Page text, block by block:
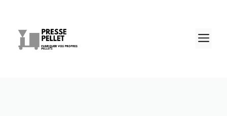
contenu